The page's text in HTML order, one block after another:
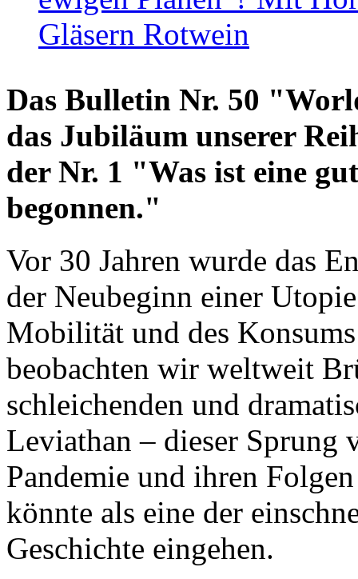
Gläsern Rotwein
Das Bulletin Nr. 50
das Jubiläum unserer
der Nr. 1 "Was ist eine
begonnen."
Vor 30 Jahren wurde das
der Neubeginn einer
Mobilität und des
beobachten wir weltweit
schleichenden und
Leviathan – dieser Sprung
Pandemie und ihren
könnte als eine der
Geschichte eingehen.